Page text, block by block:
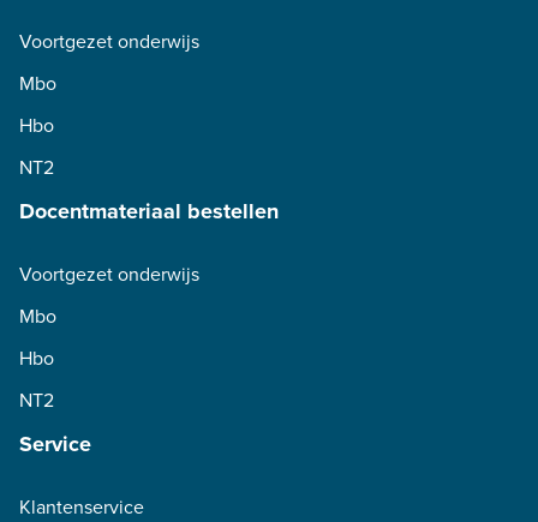
Voortgezet onderwijs
Mbo
Hbo
NT2
Docentmateriaal bestellen
Voortgezet onderwijs
Mbo
Hbo
NT2
Service
Klantenservice